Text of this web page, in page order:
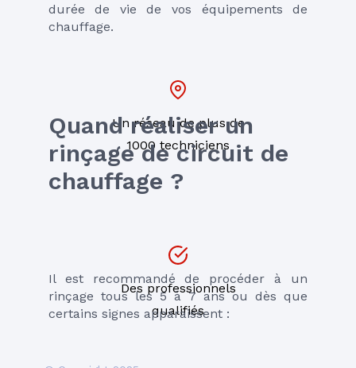
durée de vie de vos équipements de
chauffage.
Quand réaliser un
rinçage de circuit de
chauffage ?
Il est recommandé de procéder à un
rinçage tous les 5 à 7 ans ou dès que
certains signes apparaissent :
Un réseau de plus de
1000 techniciens
Des professionnels
qualifiés